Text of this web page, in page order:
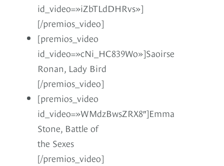
id_video=»iZbTLdDHRvs»]
[/premios_video]
[premios_video
id_video=»cNi_HC839Wo»]Saoirse
Ronan, Lady Bird
[/premios_video]
[premios_video
id_video=»WMdzBwsZRX8″]Emma
Stone, Battle of
the Sexes
[/premios_video]